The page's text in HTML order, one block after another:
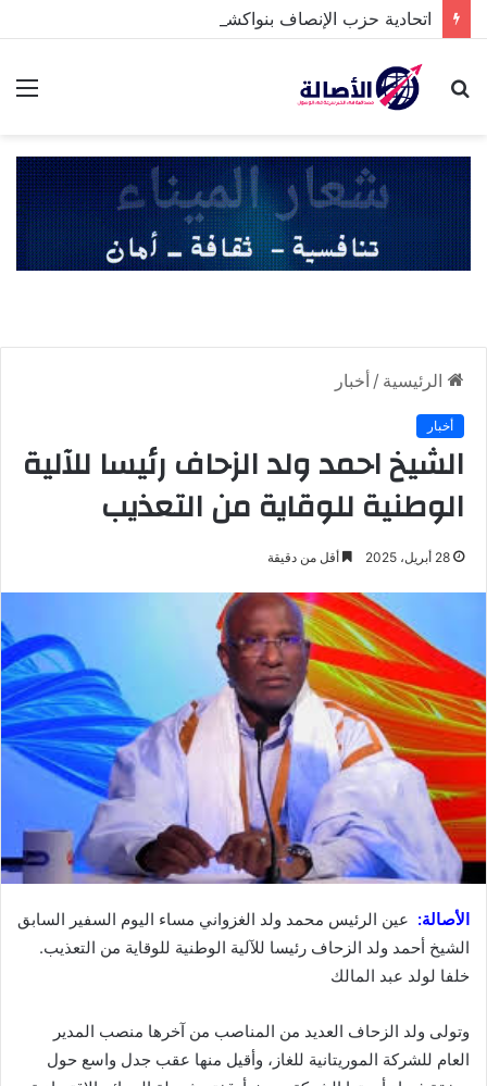
بحث
الرئيسية / أخبار
أخبار
الشيخ احمد ولد الزحاف رئيسا للآلية
الوطنية للوقاية من التعذيب
28 أبريل، 2025 أقل من دقيقة
الأصالة: عين الرئيس محمد ولد الغزواني مساء اليوم السفير السابق
الشيخ أحمد ولد الزحاف رئيسا للآلية الوطنية للوقاية من التعذيب.
خلفا لولد عبد المالك
وتولى ولد الزحاف العديد من المناصب من آخرها منصب المدير
العام للشركة الموريتانية للغاز، وأقيل منها عقب جدل واسع حول